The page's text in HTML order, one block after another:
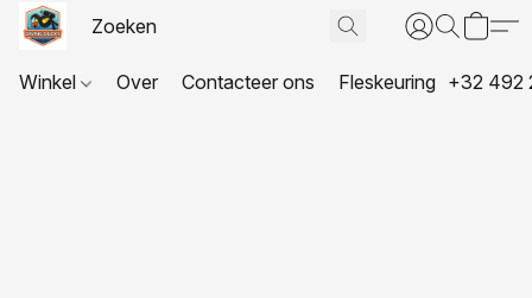
Winkel Over Contacteer ons Fleskeuring +32 492